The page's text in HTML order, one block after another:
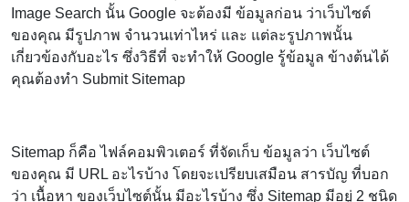
Image Search นั้น Google จะต้องมี ข้อมูลก่อน ว่าเว็บไซต์
ของคุณ มีรูปภาพ จำนวนเท่าไหร่ และ แต่ละรูปภาพนั้น
เกี่ยวข้องกับอะไร ซึ่งวิธีที่ จะทำให้ Google รู้ข้อมูล ข้างต้นได้
คุณต้องทำ Submit Sitemap
Sitemap ก็คือ ไฟล์คอมพิวเตอร์ ที่จัดเก็บ ข้อมูลว่า เว็บไซต์
ของคุณ มี URL อะไรบ้าง โดยจะเปรียบเสมือน สารบัญ ที่บอก
ว่า เนื้อหา ของเว็บไซต์นั้น มีอะไรบ้าง ซึ่ง Sitemap มีอยู่ 2 ชนิด